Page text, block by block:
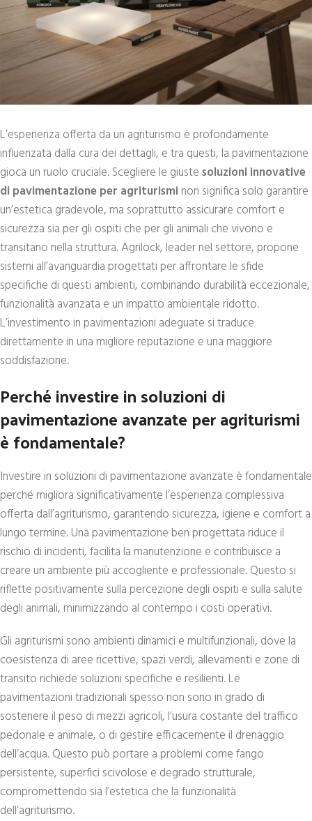
L’esperienza offerta da un agriturismo è profondamente
influenzata dalla cura dei dettagli, e tra questi, la pavimentazione
gioca un ruolo cruciale. Scegliere le giustesoluzioni innovative
di pavimentazione per agriturismi non significa solo garantire
un’estetica gradevole, ma soprattutto assicurare comfort e
sicurezza sia per gli ospiti che per gli animali che vivono e
transitano nella struttura. Agrilock, leader nel settore, propone
sistemi all’avanguardia progettati per affrontare le sfide
specifiche di questi ambienti, combinando durabilità eccezionale,
funzionalità avanzata e un impatto ambientale ridotto.
L’investimento in pavimentazioni adeguate si traduce
direttamente in una migliore reputazione e una maggiore
soddisfazione.
Perché investire in soluzioni di
pavimentazione avanzate per agriturismi
è fondamentale?
Investire in soluzioni di pavimentazione avanzate è fondamentale
perché migliora significativamente l’esperienza complessiva
offerta dall’agriturismo, garantendo sicurezza, igiene e comfort a
lungo termine. Una pavimentazione ben progettata riduce il
rischio di incidenti, facilita la manutenzione e contribuisce a
creare un ambiente più accogliente e professionale. Questo si
riflette positivamente sulla percezione degli ospiti e sulla salute
degli animali, minimizzando al contempo i costi operativi.
Gli agriturismi sono ambienti dinamici e multifunzionali, dove la
coesistenza di aree ricettive, spazi verdi, allevamenti e zone di
transito richiede soluzioni specifiche e resilienti. Le
pavimentazioni tradizionali spesso non sono in grado di
sostenere il peso di mezzi agricoli, l’usura costante del traffico
pedonale e animale, o di gestire efficacemente il drenaggio
dell’acqua. Questo può portare a problemi come fango
persistente, superfici scivolose e degrado strutturale,
compromettendo sia l’estetica che la funzionalità
dell’agriturismo.